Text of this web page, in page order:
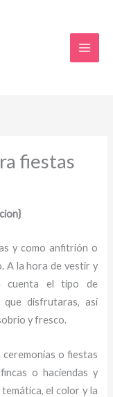
fiestas
y como anfitrión o
A la hora de vestir y
cuenta el tipo de
disfrutaras, así
y fresco.
o fiestas
o haciendas y
el color y la